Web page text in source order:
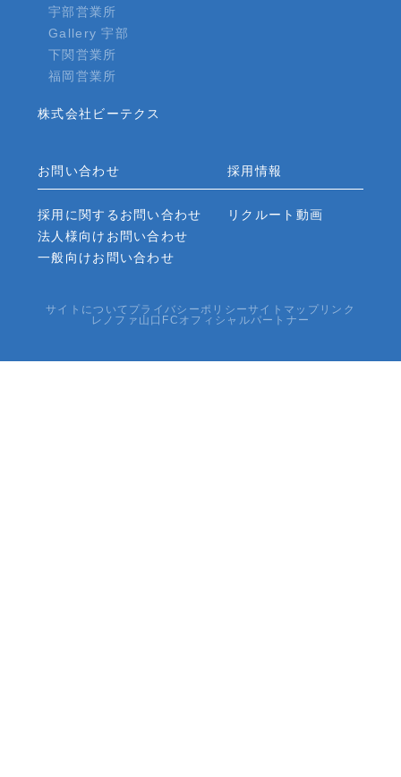
宇部営業所
Gallery 宇部
下関営業所
福岡営業所
株式会社ビーテクス
お問い合わせ
採用に関するお問い合わせ
法人様向けお問い合わせ
一般向けお問い合わせ
採用情報
リクルート動画
サイトについて プライバシーポリシーサイトマップ リンク
レノファ山口FCオフィシャルパートナー